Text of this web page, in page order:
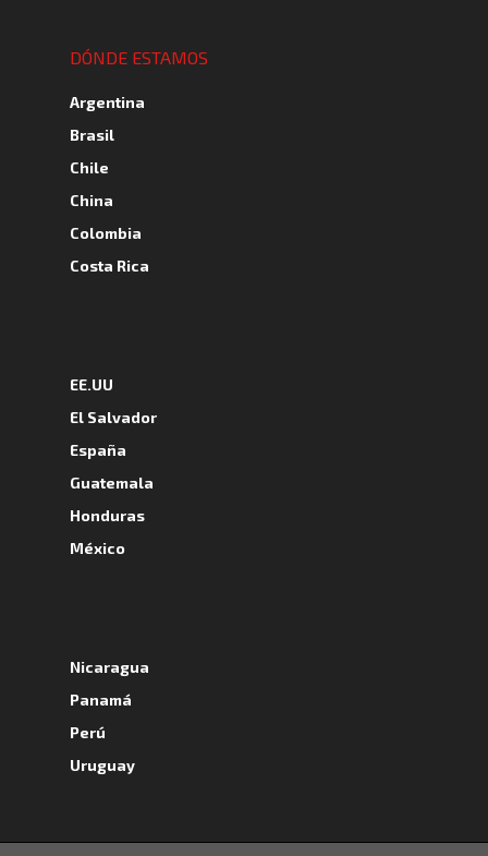
DÓNDE ESTAMOS
Argentina
Brasil
Chile
China
Colombia
Costa Rica
EE.UU
El Salvador
España
Guatemala
Honduras
México
Nicaragua
Panamá
Perú
Uruguay